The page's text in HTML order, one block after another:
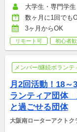
大学生・専門学生
数ヶ月に1回でも
3ヶ月からOK
リモート可 初心者
メンバー/継続ボランテ
月2回活動！18～
ランティア団体
と過ごせる団体
大阪南ローターアクトク